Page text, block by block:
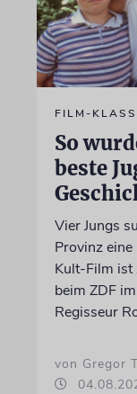
FILM-
So
beste
Vier Jungs
Provinz
Kult-Film ist
beim ZDF
Regisseur
von Gregor